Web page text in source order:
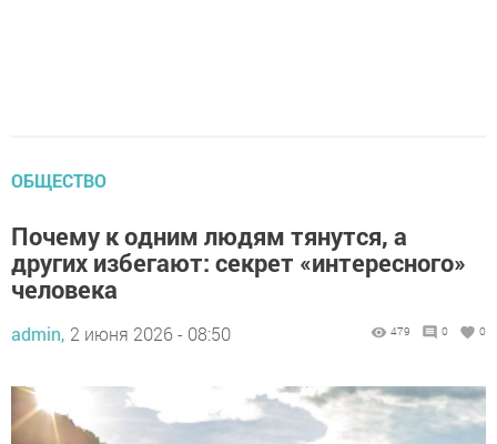
ОБЩЕСТВО
Почему к одним людям тянутся, а
других избегают: секрет «интересного»
человека
admin, 2 июня 2026 - 08:50 479 0 0